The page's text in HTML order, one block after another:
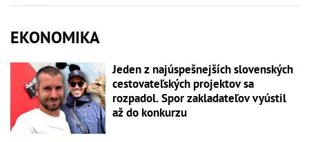
EKONOMIKA
Jeden z najúspešnejších slovenských
cestovateľských projektov sa
rozpadol. Spor zakladateľov vyústil
až do konkurzu